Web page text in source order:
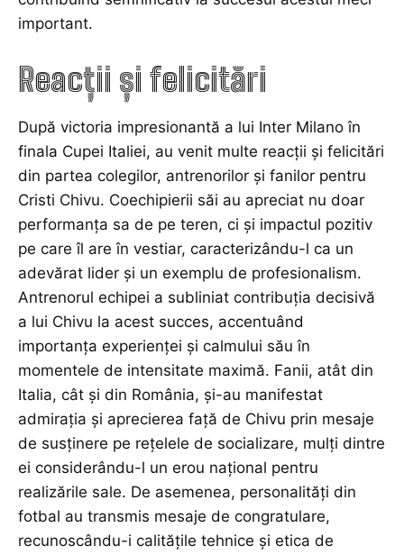
important.
Reacții și felicitări
După victoria impresionantă a lui Inter Milano în
finala Cupei Italiei, au venit multe reacții și felicitări
din partea colegilor, antrenorilor și fanilor pentru
Cristi Chivu. Coechipierii săi au apreciat nu doar
performanța sa de pe teren, ci și impactul pozitiv
pe care îl are în vestiar, caracterizându-l ca un
adevărat lider și un exemplu de profesionalism.
Antrenorul echipei a subliniat contribuția decisivă
a lui Chivu la acest succes, accentuând
importanța experienței și calmului său în
momentele de intensitate maximă. Fanii, atât din
Italia, cât și din România, și-au manifestat
admirația și aprecierea față de Chivu prin mesaje
de susținere pe rețelele de socializare, mulți dintre
ei considerându-l un erou național pentru
realizările sale. De asemenea, personalități din
fotbal au transmis mesaje de congratulare,
recunoscându-i calitățile tehnice și etica de